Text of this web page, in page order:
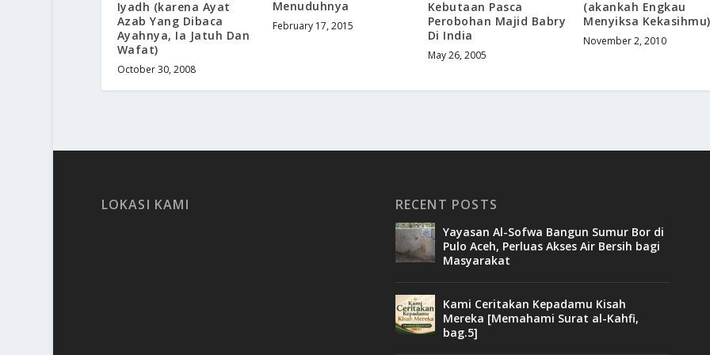
Iyadh (karena Ayat
Azab Yang Dibaca
Ayahnya, Ia Jatuh Dan
Wafat)
October 30, 2008
Menuduhnya
February 17, 2015
Kebutaan Pasca
Perobohan Majid Babry
Di India
May 26, 2005
(akankah Engkau
Menyiksa Kekasihmu)
November 2, 2010
LOKASI KAMI RECENT POSTS
Yayasan Al-Sofwa Bangun Sumur Bor di
Pulo Aceh, Perluas Akses Air Bersih bagi
Masyarakat
Kami Ceritakan Kepadamu Kisah
Mereka [Memahami Surat al-Kahfi,
bag.5]